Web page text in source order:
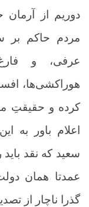
دوریم از
مردم حاکم بر
عرفی، و
هوراکشی‌ها،
کرده و حقیقتِ
اعلام باور به
سعید که نقد
عمدتا همان
گذرا ناچار از